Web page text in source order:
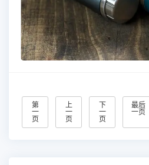
第
一
页
上
一
页
下
一
页
最后
一页